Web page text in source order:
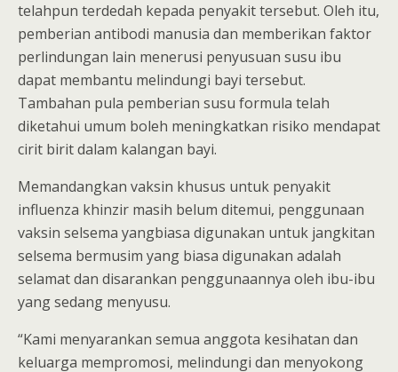
telahpun terdedah kepada penyakit tersebut. Oleh itu,
pemberian antibodi manusia dan memberikan faktor
perlindungan lain menerusi penyusuan susu ibu
dapat membantu melindungi bayi tersebut.
Tambahan pula pemberian susu formula telah
diketahui umum boleh meningkatkan risiko mendapat
cirit birit dalam kalangan bayi.
Memandangkan vaksin khusus untuk penyakit
influenza khinzir masih belum ditemui, penggunaan
vaksin selsema yangbiasa digunakan untuk jangkitan
selsema bermusim yang biasa digunakan adalah
selamat dan disarankan penggunaannya oleh ibu-ibu
yang sedang menyusu.
“Kami menyarankan semua anggota kesihatan dan
keluarga mempromosi, melindungi dan menyokong